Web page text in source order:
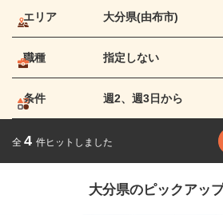
エリア 大分県(由布市)
職種 指定しない
条件 週2、週3日から
全 4 件ヒットしました
大分県のピックアッ